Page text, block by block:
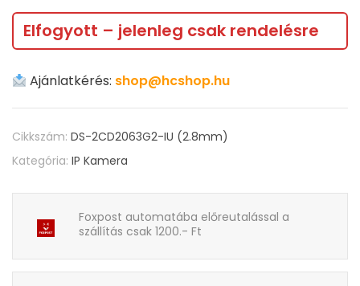
Elfogyott – jelenleg csak rendelésre
Ajánlatkérés: shop@hcshop.hu
Cikkszám: DS-2CD2063G2-IU (2.8mm)
Kategória: IP Kamera
Foxpost automatába előreutalással a
szállítás csak 1200.- Ft